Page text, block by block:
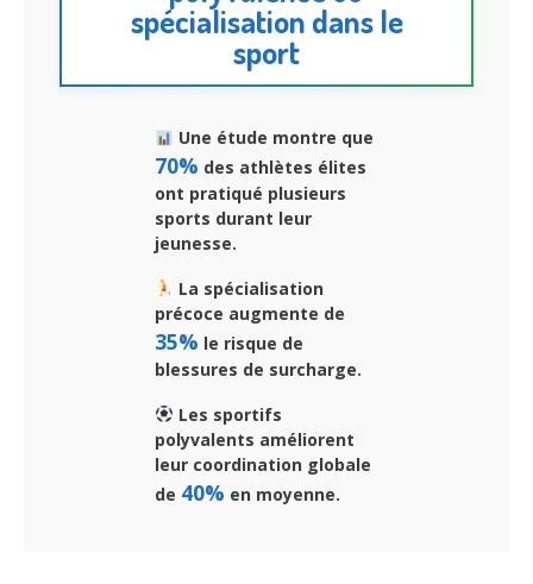
spécialisation dans le
sport
Une étude montre que
70% des athlètes élites
ont pratiqué plusieurs
sports durant leur
jeunesse.
La spécialisation
précoce augmente de
35% le risque de
blessures de surcharge.
Les sportifs
polyvalents améliorent
leur coordination globale
de 40% en moyenne.